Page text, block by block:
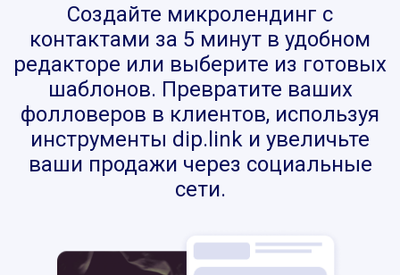
Создайте микролендинг с
контактами за 5 минут в удобном
редакторе или выберите из готовых
шаблонов. Превратите ваших
фолловеров в клиентов, используя
инструменты dip.link и увеличьте
ваши продажи через социальные
сети.